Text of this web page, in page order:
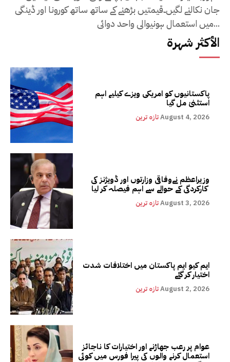
جان نکالنے لگیں۔قیمتیں بڑھنے کے ساتھ ساتھ کورونا اور ڈینگی
میں استعمال ہونیوالی واحد دوائی...
الأكثر شهرة
پاکستانیوں کو امریکی ویزے کیلیے اہم
استثنیٰ مل گیا
تازہ ترینAugust 4, 2026
وزیراعظم نےوفاقی وزارتوں اور ڈویژنز کی
کارکردگی کے حوالے سے اہم فیصلہ کر لیا
تازہ ترینAugust 3, 2026
ایم کیو ایم پاکستان میں اختلافات شدت
اختیار کر گئے
تازہ ترینAugust 2, 2026
عوام پر رعب جھاڑنے اور اختیارات کا ناجائز
استعمال کرنے والوں کی پیرا فورس میں کوئی